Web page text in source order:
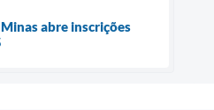
abre inscrições